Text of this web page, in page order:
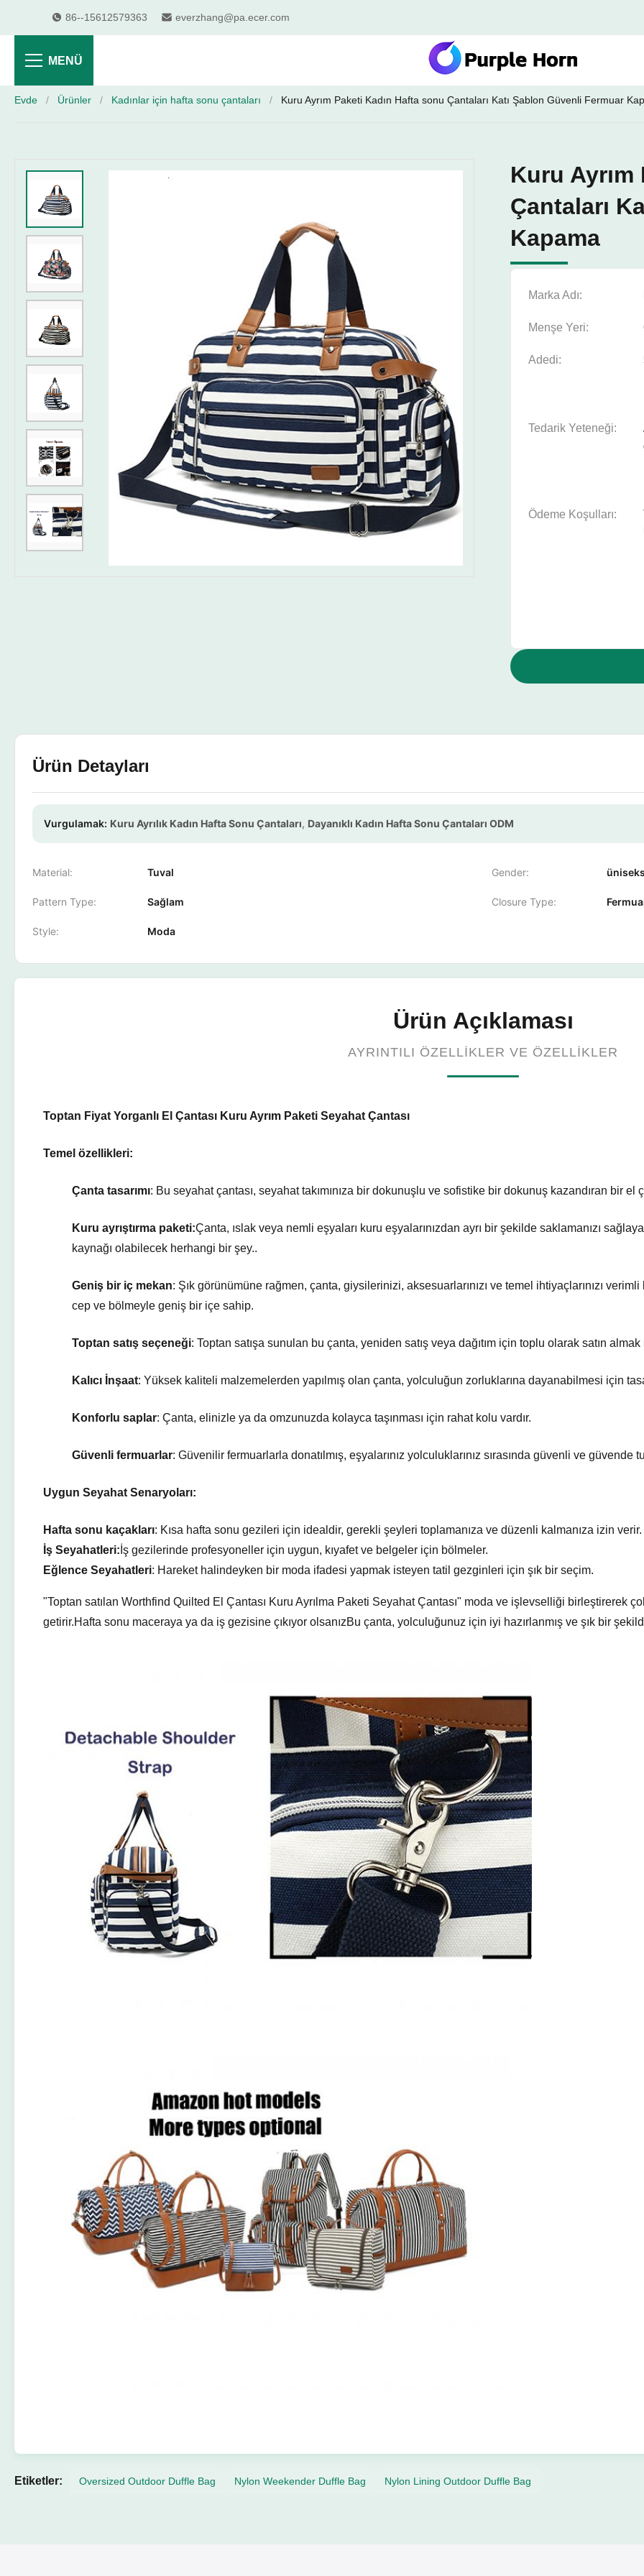
86--15612579363 everzhang@pa.ecer.com
MENÜ
Evde / Ürünler / Kadınlar için hafta sonu çantaları / Kuru Ayrım Paketi Kadın Hafta sonu Çantaları Katı Şablon Güvenli Fermuar
Kuru
Çantaları
Kapama
Marka Adı:
Menşe Yeri:
Adedi:
Tedarik Yeteneği:
Ödeme Koşulları:
Ürün Detayları
Vurgulamak: Kuru Ayrılık Kadın Hafta Sonu Çantaları, Dayanıklı Kadın Hafta Sonu Çantaları ODM
Material: Tuval Gender: üniseks
Pattern Type: Sağlam Closure Type:
Style: Moda
Ürün Açıklaması
AYRINTILI ÖZELLIKLER VE ÖZELLIKLER
Toptan Fiyat Yorganlı El Çantası Kuru Ayrım Paketi Seyahat Çantası
Temel özellikleri:
Çanta tasarımı: Bu seyahat çantası, seyahat takımınıza bir dokunuşlu ve sofistike bir dokunuş kazandıran bir el
Kuru ayrıştırma paketi:Çanta, ıslak veya nemli eşyaları kuru eşyalarınızdan ayrı bir şekilde saklamanızı
kaynağı olabilecek herhangi bir şey..
Geniş bir iç mekan: Şık görünümüne rağmen, çanta, giysilerinizi, aksesuarlarınızı ve temel ihtiyaçlarınızı
cep ve bölmeyle geniş bir içe sahip.
Toptan satış seçeneği: Toptan satışa sunulan bu çanta, yeniden satış veya dağıtım için toplu olarak satın
Kalıcı İnşaat: Yüksek kaliteli malzemelerden yapılmış olan çanta, yolculuğun zorluklarına dayanabilmesi için
Konforlu saplar: Çanta, elinizle ya da omzunuzda kolayca taşınması için rahat kolu vardır.
Güvenli fermuarlar: Güvenilir fermuarlarla donatılmış, eşyalarınız yolculuklarınız sırasında güvenli ve güvende
Uygun Seyahat Senaryoları:
Hafta sonu kaçakları: Kısa hafta sonu gezileri için idealdir, gerekli şeyleri toplamanıza ve düzenli kalmanıza izin verir.
İş Seyahatleri: İş gezilerinde profesyoneller için uygun, kıyafet ve belgeler için bölmeler.
Eğlence Seyahatleri: Hareket halindeyken bir moda ifadesi yapmak isteyen tatil gezginleri için şık bir seçim.
"Toptan satılan Worthfind Quilted El Çantası Kuru Ayrılma Paketi Seyahat Çantası" moda ve işlevselliği birleştirerek
getirir.Hafta sonu maceraya ya da iş gezisine çıkıyor olsanızBu çanta, yolculuğunuz için iyi hazırlanmış ve şık bir
Etiketler: Oversized Outdoor Duffle Bag Nylon Weekender Duffle Bag Nylon Lining Outdoor Duffle Bag